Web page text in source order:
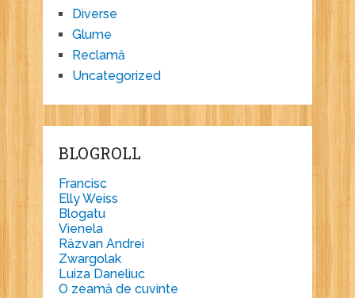
Diverse
Glume
Reclamă
Uncategorized
BLOGROLL
Francisc
Elly Weiss
Blogatu
Vienela
Răzvan Andrei
Zwargolak
Luiza Daneliuc
O zeamă de cuvinte